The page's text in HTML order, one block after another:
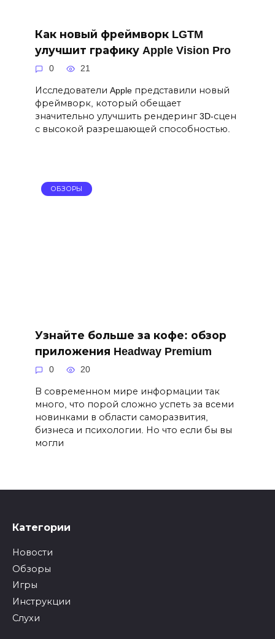
Как новый фреймворк LGTM
улучшит графику Apple Vision Pro
0 21
Исследователи Apple представили новый
фреймворк, который обещает
значительно улучшить рендеринг 3D-сцен
с высокой разрешающей способностью.
ОБЗОРЫ
Узнайте больше за кофе: обзор
приложения Headway Premium
0 20
В современном мире информации так
много, что порой сложно успеть за всеми
новинками в области саморазвития,
бизнеса и психологии. Но что если бы вы
могли
Категории
Новости
Обзоры
Игры
Инструкции
Слухи